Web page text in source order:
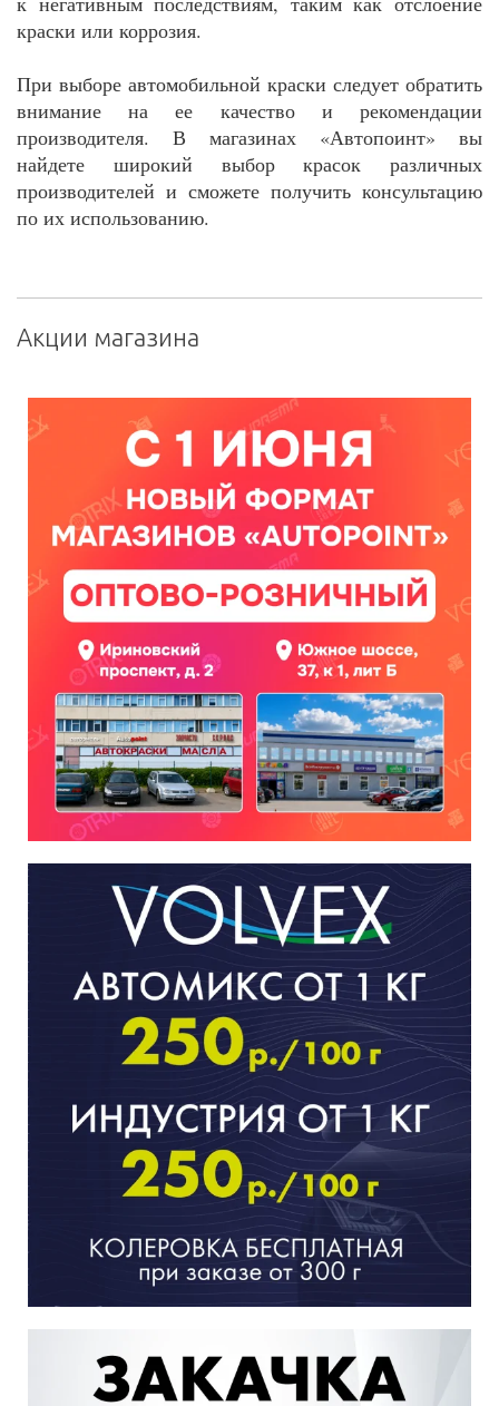
краски или коррозия.
При выборе автомобильной краски следует обратить
внимание на ее качество и рекомендации
производителя. В магазинах «Автопоинт» вы
найдете широкий выбор красок различных
производителей и сможете получить консультацию
по их использованию.
Акции магазина